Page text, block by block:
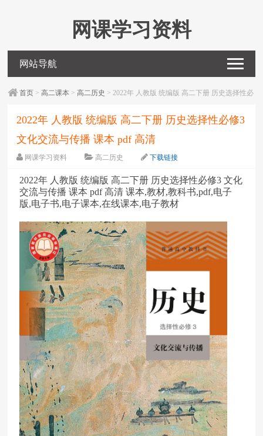
网课学习资料
网站导航
首页 >高二课本 >高二历史 > 2022年 人教版 统编版 高二下册 历史选择性必
2022年 人教版 统编版 高二下册 历史选择性必修3
文化交流与传播 课本 pdf 高清
网课学习资料 高二历史
下载链接
2022年 人教版 统编版 高二下册 历史选择性必修3 文化
交流与传播 课本 pdf 高清 课本,教材,教科书,pdf,电子
版,电子书,电子课本,在线课本,电子教材